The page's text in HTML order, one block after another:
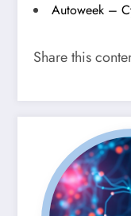
Autoweek –
Share this